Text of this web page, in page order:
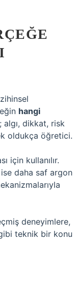
hangi
algı, dikkat, risk
oldukça öğretici.
için kullanılır.
daha saf argon
deneyimlere,
teknik bir konu